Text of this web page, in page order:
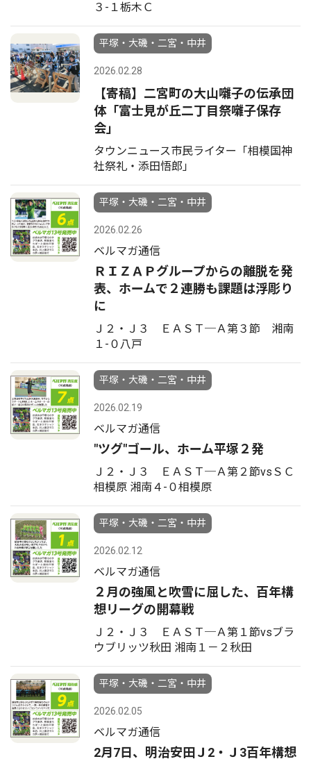
３-１栃木Ｃ
平塚・大磯・二宮・中井
2026.02.28
【寄稿】二宮町の大山囃子の伝承団
体「富士見が丘二丁目祭囃子保存
会」
タウンニュース市民ライター「相模国神
社祭礼・添田悟郎」
平塚・大磯・二宮・中井
2026.02.26
ベルマガ通信
ＲＩＺＡＰグループからの離脱を発
表、ホームで２連勝も課題は浮彫り
に
Ｊ２・Ｊ３ ＥＡＳＴ─Ａ第３節 湘南
１-０八戸
平塚・大磯・二宮・中井
2026.02.19
ベルマガ通信
"ツグ"ゴール、ホーム平塚２発
Ｊ２・Ｊ３ ＥＡＳＴ─Ａ第２節vsＳＣ
相模原 湘南４-０相模原
平塚・大磯・二宮・中井
2026.02.12
ベルマガ通信
２月の強風と吹雪に屈した、百年構
想リーグの開幕戦
Ｊ２・Ｊ３ ＥＡＳＴ─Ａ第１節vsブラ
ウブリッツ秋田 湘南１－２秋田
平塚・大磯・二宮・中井
2026.02.05
ベルマガ通信
2月7日、明治安田Ｊ2・Ｊ3百年構想